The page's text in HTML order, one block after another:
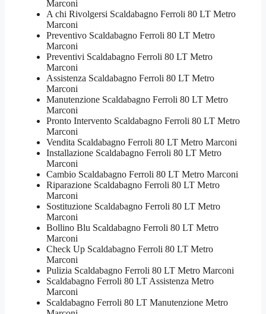
Marconi
A chi Rivolgersi Scaldabagno Ferroli 80 LT Metro
Marconi
Preventivo Scaldabagno Ferroli 80 LT Metro
Marconi
Preventivi Scaldabagno Ferroli 80 LT Metro
Marconi
Assistenza Scaldabagno Ferroli 80 LT Metro
Marconi
Manutenzione Scaldabagno Ferroli 80 LT Metro
Marconi
Pronto Intervento Scaldabagno Ferroli 80 LT Metro
Marconi
Vendita Scaldabagno Ferroli 80 LT Metro Marconi
Installazione Scaldabagno Ferroli 80 LT Metro
Marconi
Cambio Scaldabagno Ferroli 80 LT Metro Marconi
Riparazione Scaldabagno Ferroli 80 LT Metro
Marconi
Sostituzione Scaldabagno Ferroli 80 LT Metro
Marconi
Bollino Blu Scaldabagno Ferroli 80 LT Metro
Marconi
Check Up Scaldabagno Ferroli 80 LT Metro
Marconi
Pulizia Scaldabagno Ferroli 80 LT Metro Marconi
Scaldabagno Ferroli 80 LT Assistenza Metro
Marconi
Scaldabagno Ferroli 80 LT Manutenzione Metro